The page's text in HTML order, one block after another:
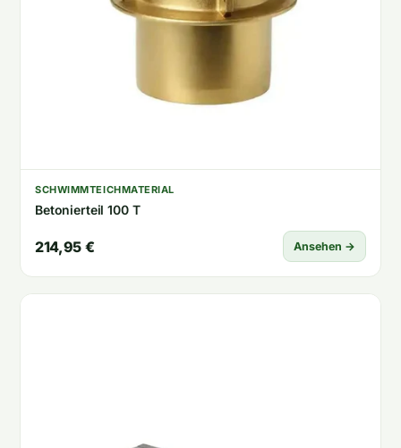
SCHWIMMTEICHMATERIAL
Betonierteil 100 T
214,95 € Ansehen →